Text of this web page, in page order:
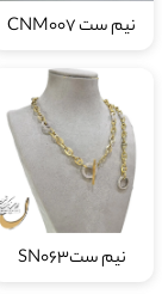
نیم ست CNM007
نیم ستSN063